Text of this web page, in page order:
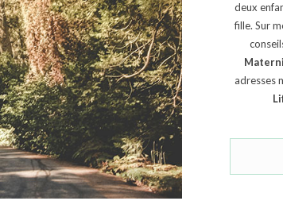
deux
fille. Sur
adresses